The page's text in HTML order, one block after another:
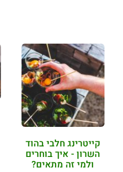
קייטרינג חלבי בהוד
השרון - איך בוחרים
ולמי זה מתאים?